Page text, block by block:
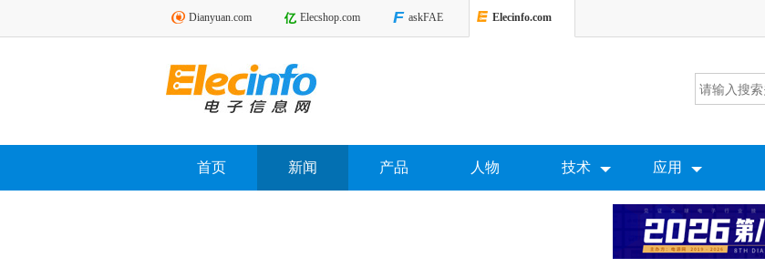
Dianyuan.com Elecshop.com askFAE Elecinfo.com
首页 新闻 产品 人物 技术 应用